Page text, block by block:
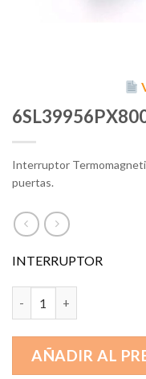
Interruptor
puertas.
INTERRUPTOR
AÑADIR AL